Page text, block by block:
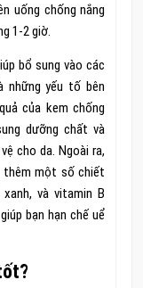
uống chống nắng
1-2 giờ.
bổ sung vào các
những yếu tố bên
của kem chống
dưỡng chất và
cho da. Ngoài ra,
thêm một số chiết
và vitamin B
bạn hạn chế uể